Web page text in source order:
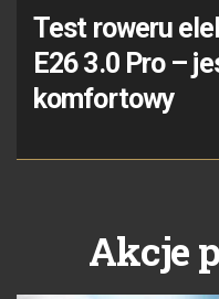
Test roweru
E26 3.0 Pro –
komfortowy
Akcje